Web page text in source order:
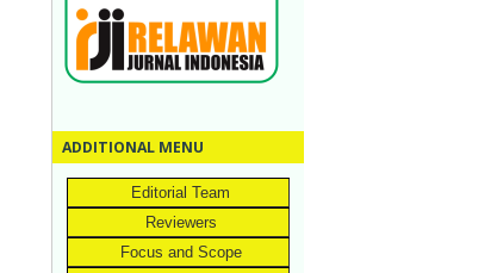
ADDITIONAL MENU
Editorial Team
Reviewers
Focus and Scope